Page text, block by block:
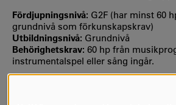
Fördjupningsnivå: G2F (har minst 60
grundnivå som förkunskapskrav)
Utbildningsnivå: Grundnivå
Behörighetskrav: 60 hp från
instrumentalspel eller sång ingår.